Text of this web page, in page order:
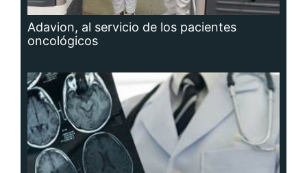
Adavion, al servicio de los pacientes
oncológicos